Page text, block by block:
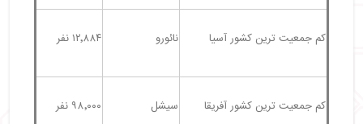
کم جمعیت ترین کشور آسیا نائورو ۱۲٬۸۸۴ نفر
کم جمعیت ترین کشور آفریقا سیشل ۹۸٬۰۰۰ نفر